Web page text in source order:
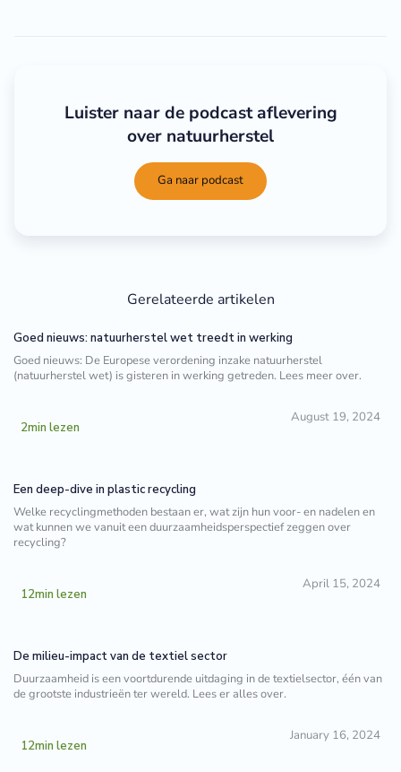
Luister naar de podcast aflevering
over natuurherstel
Ga naar podcast
Gerelateerde artikelen
Goed nieuws: natuurherstel wet treedt in werking
Goed nieuws: De Europese verordening inzake natuurherstel
(natuurherstel wet) is gisteren in werking getreden. Lees meer over.
2min lezen
August 19, 2024
Een deep-dive in plastic recycling
Welke recyclingmethoden bestaan er, wat zijn hun voor- en nadelen en
wat kunnen we vanuit een duurzaamheidsperspectief zeggen over
recycling?
12min lezen
April 15, 2024
De milieu-impact van de textiel sector
Duurzaamheid is een voortdurende uitdaging in de textielsector, één van
de grootste industrieën ter wereld. Lees er alles over.
12min lezen
January 16, 2024